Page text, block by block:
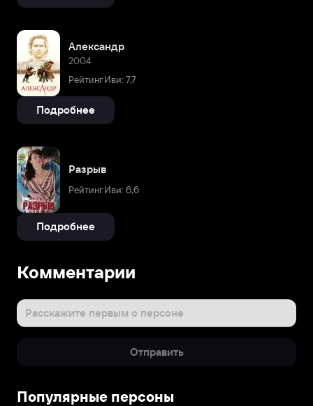
Александр
2004
Рейтинг Иви: 7,7
Подробнее
Разрыв
Рейтинг Иви: 6,6
Подробнее
Комментарии
Расскажите первым о персоне
Отправить
Популярные персоны